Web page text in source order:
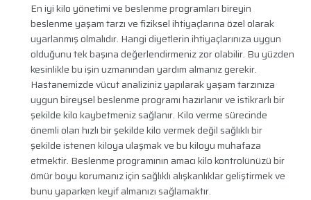
En iyi kilo yönetimi ve beslenme programları bireyin
beslenme yaşam tarzı ve fiziksel ihtiyaçlarına özel olarak
uyarlanmış olmalıdır. Hangi diyetlerin ihtiyaçlarınıza uygun
olduğunu tek başına değerlendirmeniz zor olabilir. Bu yüzden
kesinlikle bu işin uzmanından yardım almanız gerekir.
Hastanemizde vücut analiziniz yapılarak yaşam tarzınıza
uygun bireysel beslenme programı hazırlanır ve istikrarlı bir
şekilde kilo kaybetmeniz sağlanır. Kilo verme sürecinde
önemli olan hızlı bir şekilde kilo vermek değil sağlıklı bir
şekilde istenen kiloya ulaşmak ve bu kiloyu muhafaza
etmektir. Beslenme programının amacı kilo kontrolünüzü bir
ömür boyu korumanız için sağlıklı alışkanlıklar geliştirmek ve
bunu yaparken keyif almanızı sağlamaktır.